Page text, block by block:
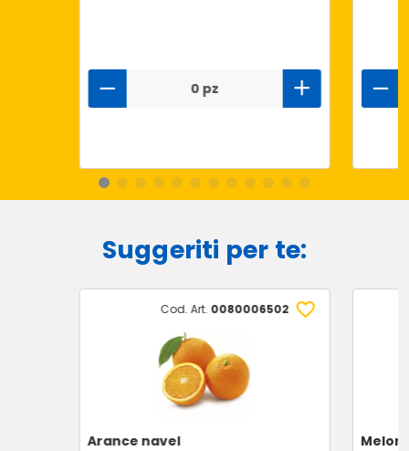
0 pz
Suggeriti per te:
Cod. Art. 0080006502
Arance navel